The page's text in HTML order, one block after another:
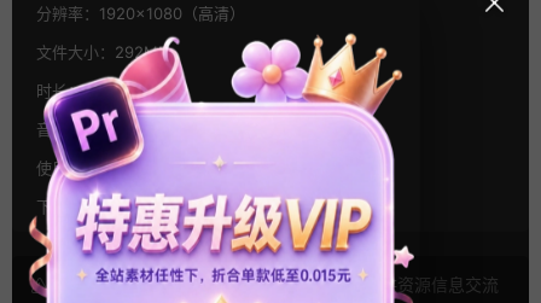
分辨率： 1920×1080（高清）
文件大小： 292MB
时长：4秒-10秒
音乐：有音效
使用帮助：视频教程
下载方式： 百度网盘,夸克网盘,OneDrive
声明： 本站文章未经许可禁止转载！本站仅供资源信息交流